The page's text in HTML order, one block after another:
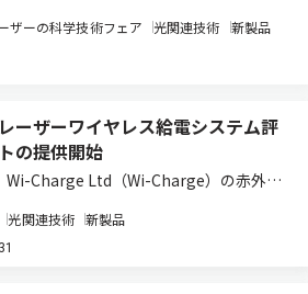
ザーの科学技術フェア 光関連技術 新製品
ーザーワイヤレス給電システム評
の提供開始
Wi-Charge Ltd（Wi-Charge）の赤外線
）」の事前検証を目的とした，評価キッ
開始した（ニュースリリース）。 倉庫
光関連技術 新製品